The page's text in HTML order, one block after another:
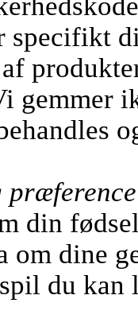
specifikt
gemmer
din
om dine
du kan